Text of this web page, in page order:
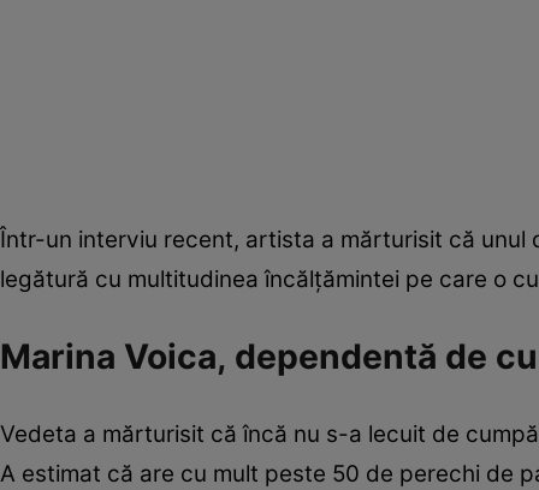
Într-un interviu recent, artista a mărturisit că unul
legătură cu multitudinea încălțămintei pe care o
Marina Voica, dependentă de
Vedeta a mărturisit că încă nu s-a lecuit de
A estimat că are cu mult peste 50 de perechi de